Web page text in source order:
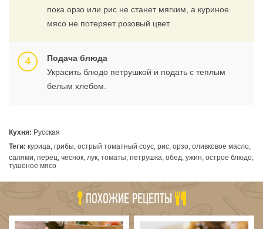
пока орзо или рис не станет мягким, а куриное
мясо не потеряет розовый цвет.
Подача блюда
Украсить блюдо петрушкой и подать с теплым
белым хлебом.
Кухня: Русская
Теги: курица, грибы, острый томатный соус, рис, орзо, оливковое масло,
салями, перец, чеснок, лук, томаты, петрушка, обед, ужин, острое блюдо,
тушеное мясо
ПОХОЖИЕ РЕЦЕПТЫ